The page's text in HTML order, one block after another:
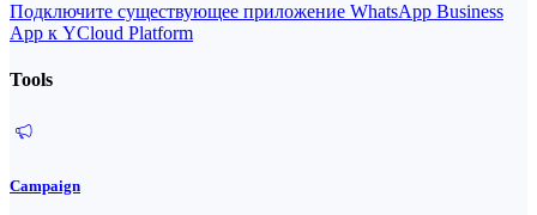
Подключите существующее приложение WhatsApp Business
App к YCloud Platform
Tools
Campaign